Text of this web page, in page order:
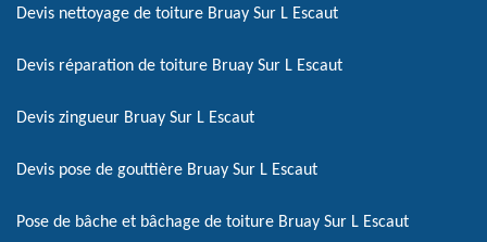
Devis nettoyage de toiture Bruay Sur L Escaut
Devis réparation de toiture Bruay Sur L Escaut
Devis zingueur Bruay Sur L Escaut
Devis pose de gouttière Bruay Sur L Escaut
Pose de bâche et bâchage de toiture Bruay Sur L Escaut